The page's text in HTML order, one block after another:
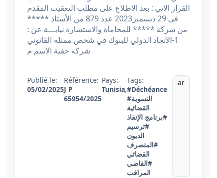
القرار الاتي : بعد الاطلاع على مطلب التعقيب المقدم
في 29 ديسمبر2023 عدد 879 من الأستاذ *****
من شركة ***** للمحاماة والاستشارة نيابـــة عن :
1-الاتحاد الدولي للبنوك في شخص ممثله القانوني
شركة خفية الاسم م
Publié le:
05/02/2025
Référence:
J P
65954/2025
Pays:
Tunisia,
Tags:
#Déchéance
#التسوية
القضائية
#برنامج الإنقاذ
#ترسيم
الديون
#المتصرف
القضائي
#القاضي
المراقب
ar